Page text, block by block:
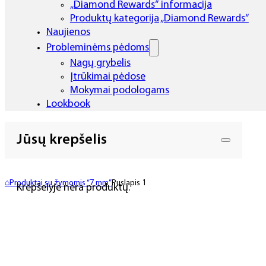
„Diamond Rewards“ informacija
Produktų kategorija „Diamond Rewards“
Naujienos
Probleminėms pėdoms
Nagų grybelis
Įtrūkimai pėdose
Mokymai podologams
Lookbook
Jūsų krepšelis
Krepšelyje nėra produktų.
⌂Produktai su žymomis “7 mm” Puslapis 1